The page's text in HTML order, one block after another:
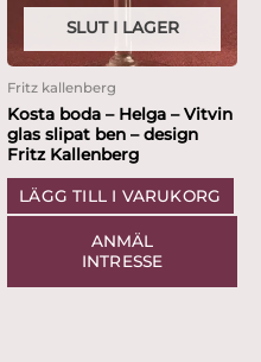
SLUT I LAGER
Fritz kallenberg
Kosta boda – Helga – Vitvin
glas slipat ben – design
Fritz Kallenberg
LÄGG TILL I VARUKORG
ANMÄL
INTRESSE